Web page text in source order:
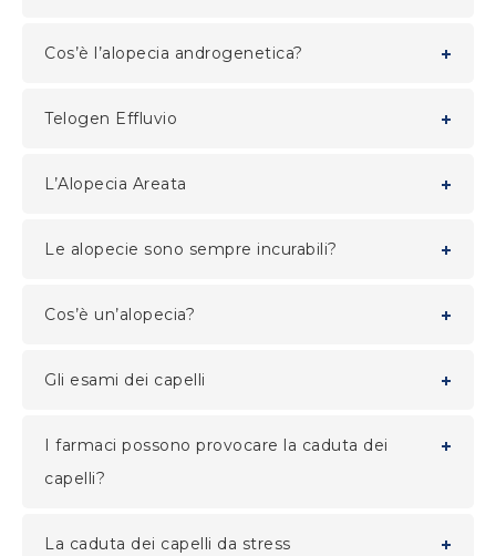
Cos’è l’alopecia androgenetica?
Telogen Effluvio
L’Alopecia Areata
Le alopecie sono sempre incurabili?
Cos’è un’alopecia?
Gli esami dei capelli
I farmaci possono provocare la caduta dei
capelli?
La caduta dei capelli da stress